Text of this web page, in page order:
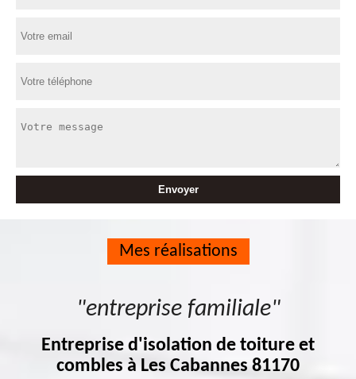
Mes réalisations
"entreprise familiale"
Entreprise d'isolation de toiture et
combles à Les Cabannes 81170